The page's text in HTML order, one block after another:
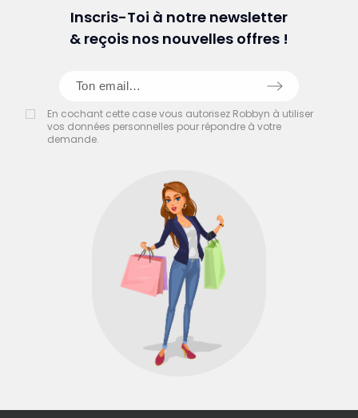
Inscris-Toi à notre newsletter
& reçois nos nouvelles offres !
En cochant cette case vous autorisez Robbyn à utiliser
vos données personnelles pour répondre à votre
demande.